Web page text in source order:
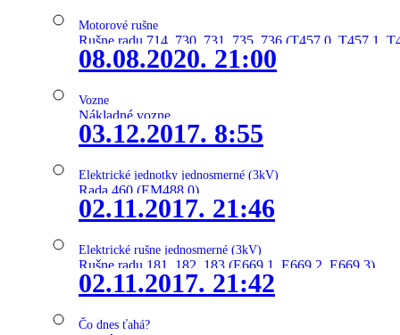
Motorové rušne
Rušne radu 714, 730, 731, 735, 736 (T457.0, T457.1,
08.08.2020. 21:00
Vozne
Nákladné vozne
03.12.2017. 8:55
Elektrické jednotky jednosmerné (3kV)
Rada 460 (EM488.0)
02.11.2017. 21:46
Elektrické rušne jednosmerné (3kV)
Rušne radu 181, 182, 183 (E669.1, E669.2, E669.3)
02.11.2017. 21:42
Čo dnes ťahá?